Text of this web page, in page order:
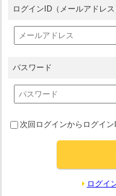
ログインID （メールアドレス
パスワード
次回ログインからログイン
ログイ